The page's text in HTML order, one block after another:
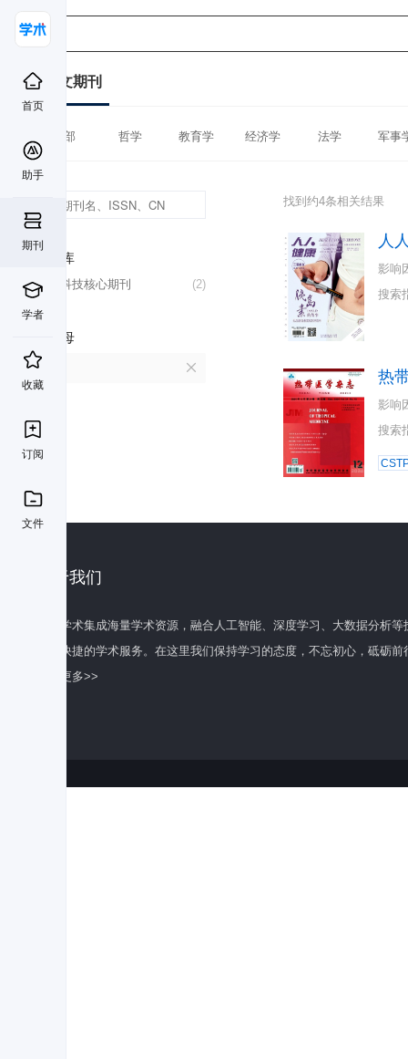
首页
助手
期刊
学者
收藏
订阅
文件
中文期刊
全部 哲学 教育学 经济学 法学 军事
数据库
(2)
中国科技核心期刊
首字母
找到约4条相关结果
人
影响
搜索
热
影响
搜索
关于我们
百度学术集成海量学术资源，融合人工智能、深度学习、大数据分析
全面快捷的学术服务。在这里我们保持学习的态度，不忘初心，砥砺前
了解更多>>